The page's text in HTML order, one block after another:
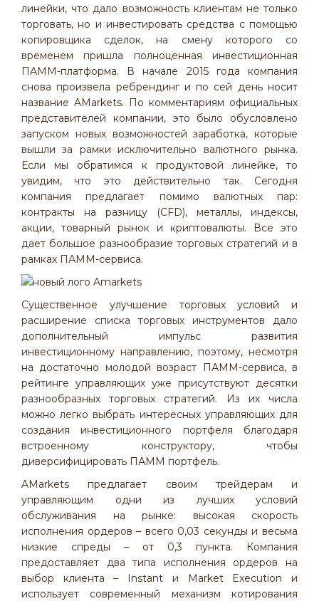
линейки, что дало возможность клиентам не только
торговать, но и инвестировать средства с помощью
копировщика сделок, на смену которого со
временем пришла полноценная инвестиционная
ПАММ-платформа. В начале 2015 года компания
снова произвела ребрендинг и по сей день носит
название AMarkets. По комментариям официальных
представителей компании, это было обусловлено
запуском новых возможностей заработка, которые
вышли за рамки исключительно валютного рынка.
Если мы обратимся к продуктовой линейке, то
увидим, что это действительно так. Сегодня
компания предлагает помимо валютных пар:
контракты на разницу (CFD), металлы, индексы,
акции, товарный рынок и криптовалюты. Все это
дает большое разнообразие торговых стратегий и в
рамках ПАММ-сервиса.
Существенное улучшение торговых условий и
расширение списка торговых инструментов дало
дополнительный импульс развития
инвестиционному направлению, поэтому, несмотря
на достаточно молодой возраст ПАММ-сервиса, в
рейтинге управляющих уже присутствуют десятки
разнообразных торговых стратегий. Из их числа
можно легко выбрать интересных управляющих для
создания инвестиционного портфеля благодаря
встроенному конструктору, чтобы
диверсифицировать ПАММ портфель.
AMarkets предлагает своим трейдерам и
управляющим одни из лучших условий
обслуживания на рынке: высокая скорость
исполнения ордеров – всего 0,03 секунды и весьма
низкие спреды – от 0,3 пункта. Компания
предоставляет два типа исполнения ордеров на
выбор клиента – Instant и Market Execution и
использует современный механизм котирования